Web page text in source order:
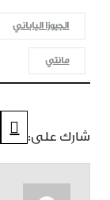
الجيوزا الياباني
مانتي
شارك على: